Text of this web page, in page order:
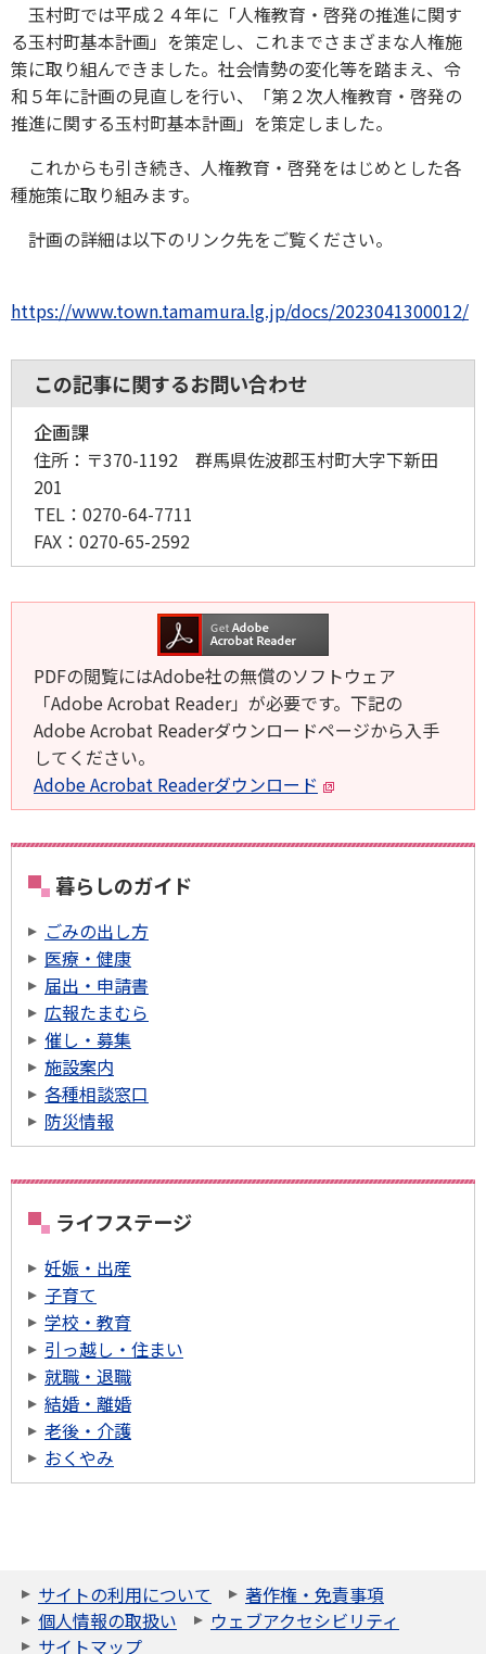
玉村町では平成２４年に「人権教育・啓発の推進に関す
る玉村町基本計画」を策定し、これまでさまざまな人権施
策に取り組んできました。社会情勢の変化等を踏まえ、令
和５年に計画の見直しを行い、「第２次人権教育・啓発の
推進に関する玉村町基本計画」を策定しました。
これからも引き続き、人権教育・啓発をはじめとした各
種施策に取り組みます。
計画の詳細は以下のリンク先をご覧ください。
https://www.town.tamamura.lg.jp/docs/2023041300012/
この記事に関するお問い合わせ
企画課
住所： 〒370-1192 群馬県佐波郡玉村町大字下新田
201
TEL： 0270-64-7711
FAX： 0270-65-2592
PDFの閲覧にはAdobe社の無償のソフトウェア
「Adobe Acrobat Reader」が必要です。下記の
Adobe Acrobat Readerダウンロードページから入手
してください。
Adobe Acrobat Readerダウンロード
暮らしのガイド
ごみの出し方
医療・健康
届出・申請書
広報たまむら
催し・募集
施設案内
各種相談窓口
防災情報
ライフステージ
妊娠・出産
子育て
学校・教育
引っ越し・住まい
就職・退職
結婚・離婚
老後・介護
おくやみ
サイトの利用について
著作権・免責事項
個人情報の取扱い
ウェブアクセシビリティ
サイトマップ